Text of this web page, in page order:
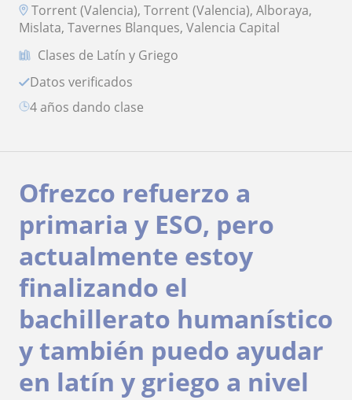
Torrent (Valencia), Torrent (Valencia), Alboraya,
Mislata, Tavernes Blanques, Valencia Capital
Clases de Latín y Griego
Datos verificados
4 años dando clase
Ofrezco refuerzo a
primaria y ESO, pero
actualmente estoy
finalizando el
bachillerato humanístico
y también puedo ayudar
en latín y griego a nivel